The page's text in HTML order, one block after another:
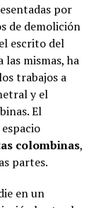
por
de demolición
escrito del
mismas, ha
trabajos a
y el
El
colombinas,
partes.
en un